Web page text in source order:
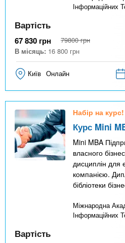
Інформаційних
Вартість
67 830 грн 79800 грн
В місяць: 16 800 грн
Київ Онлайн
Набір на курс!
Курс Mini
Mini MBA
власного
дисциплін для
компанією.
бібліотеки
Міжнародна
Інформаційних
Вартість